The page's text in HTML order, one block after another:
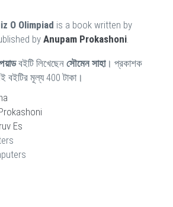
O Olimpiad is a book written by
by Anupam Prokashoni
বইটি লিখেছেন সৌমেন সাহা। প্রকাশক
বইটির মূল্য 400 টাকা।
Es